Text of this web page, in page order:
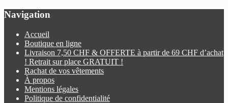
Navigation
Accueil
Boutique en ligne
Livraison 7,50 CHF & OFFERTE à partir de 69 CHF d’achat
! Retrait sur place GRATUIT !
Rachat de vos vêtements
À propos
Mentions légales
Politique de confidentialité